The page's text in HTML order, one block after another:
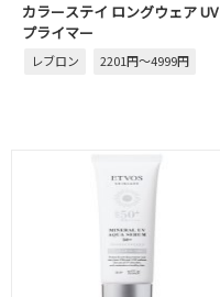
カラーステイ ロングウェア UV
プライマー
レブロン 2201円～4999円